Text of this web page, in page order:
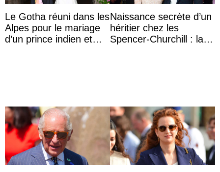
Le Gotha réuni dans les
Alpes pour le mariage
d’un prince indien et
Naissance secrète d’un
héritier chez les
Spencer-Churchill : la